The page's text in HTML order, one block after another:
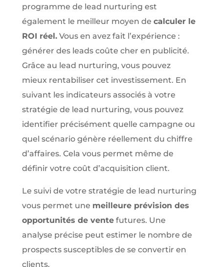
programme de lead nurturing est
également le meilleur moyen de calculer le
ROI réel.Vous en avez fait l’expérience :
générer des leads coûte cher en publicité.
Grâce au lead nurturing, vous pouvez
mieux rentabiliser cet investissement. En
suivant les indicateurs associés à votre
stratégie de lead nurturing, vous pouvez
identifier précisément quelle campagne ou
quel scénario génère réellement du chiffre
d’affaires. Cela vous permet même de
définir votre coût d’acquisition client.
Le suivi de votre stratégie de lead nurturing
vous permet une meilleure prévision des
opportunités de ventefutures. Une
analyse précise peut estimer le nombre de
prospects susceptibles de se convertir en
clients.